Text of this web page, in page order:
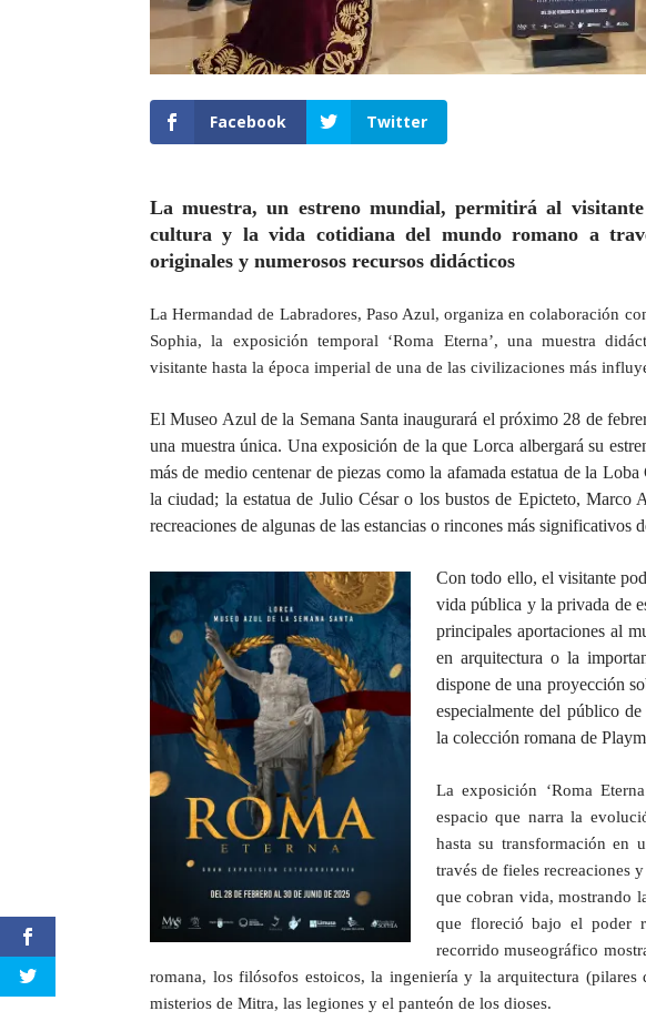
Facebook Twitter
La muestra, un estreno mundial, permitirá al
cultura y la vida cotidiana del mundo romano a
originales y numerosos recursos didácticos
La Hermandad de Labradores, Paso Azul, organiza en colaboración
Sophia, la exposición temporal ‘Roma Eterna’, una muestra
visitante hasta la época imperial de una de las civilizaciones más
El Museo Azul de la Semana Santainaugurará el próximo 28 de
una muestra única. Una exposición de la que Lorca albergará su
más de medio centenar de piezas como la afamada estatua de la
la ciudad; la estatua de Julio César o los bustos de Epicteto, Marco
recreaciones de algunas de las estancias o rincones más significativos
Con todo ello, el visitante
vida pública y la privada de
principales aportaciones al
en arquitectura o la
dispone de una proyección
especialmente del público
la colección romana de
La exposición ‘Roma
espacio que narra la
hasta su transformación en
través de fieles recreaciones
que cobran vida, mostrando
que floreció bajo el poder
recorrido museográfico
romana, los filósofos estoicos, la ingeniería y la arquitectura
misterios de Mitra, las legiones y el panteón de los dioses.